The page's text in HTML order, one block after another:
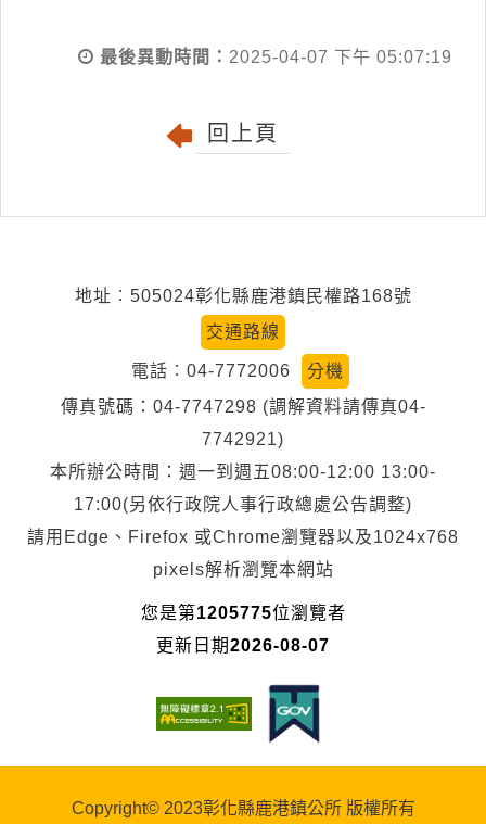
最後異動時間： 2025-04-07 下午 05:07:19
回上頁
地址︰505024彰化縣鹿港鎮民權路168號
交通路線
電話︰04-7772006
分機
傳真號碼：04-7747298 (調解資料請傳真04-
7742921)
本所辦公時間：週一到週五08:00-12:00 13:00-
17:00(另依行政院人事行政總處公告調整)
請用Edge、Firefox 或Chrome瀏覽器以及1024x768
pixels解析瀏覽本網站
您是第1205775位瀏覽者
更新日期2026-08-07
Copyright© 2023彰化縣鹿港鎮公所 版權所有